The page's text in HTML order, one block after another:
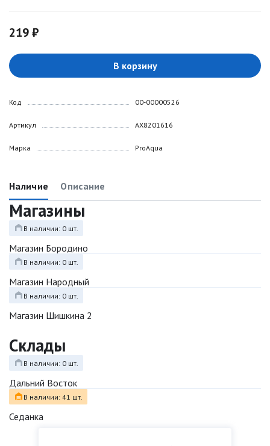
219 ₽
В корзину
Код
Артикул
Марка
00-00000526
AX8201616
ProAqua
Наличие Описание
Магазины
В наличии: 0 шт.
Магазин Бородино
В наличии: 0 шт.
Магазин Народный
В наличии: 0 шт.
Магазин Шишкина 2
Склады
В наличии: 0 шт.
Дальний Восток
В наличии: 41 шт.
Седанка